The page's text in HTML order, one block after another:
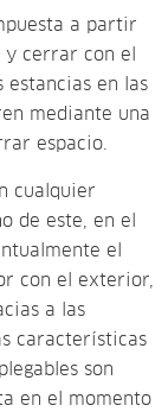
a partir
cerrar con el
en las
mediante una
espacio.
cualquier
de este, en el
el
con el exterior,
a las
características
son
en el momento